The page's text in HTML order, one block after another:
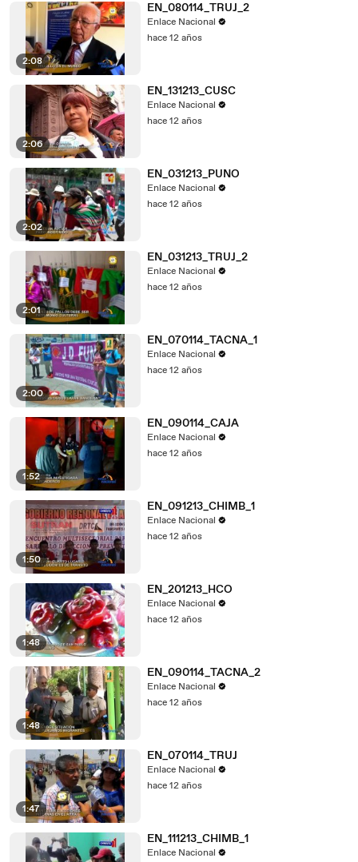
2:08
EN_080114_TRUJ_2
Enlace Nacional
hace 12 años
2:06
EN_131213_CUSC
Enlace Nacional
hace 12 años
2:02
EN_031213_PUNO
Enlace Nacional
hace 12 años
2:01
EN_031213_TRUJ_2
Enlace Nacional
hace 12 años
2:00
EN_070114_TACNA_1
Enlace Nacional
hace 12 años
1:52
EN_090114_CAJA
Enlace Nacional
hace 12 años
1:50
EN_091213_CHIMB_1
Enlace Nacional
hace 12 años
1:48
EN_201213_HCO
Enlace Nacional
hace 12 años
1:48
EN_090114_TACNA_2
Enlace Nacional
hace 12 años
1:47
EN_070114_TRUJ
Enlace Nacional
hace 12 años
EN_111213_CHIMB_1
Enlace Nacional